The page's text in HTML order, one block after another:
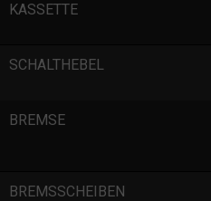
KASSETTE
SCHALTHEBEL
BREMSE
BREMSSCHEIBEN